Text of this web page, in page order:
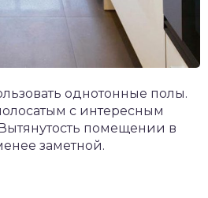
однотонные полы.
с интересным
помещении в
заметной.